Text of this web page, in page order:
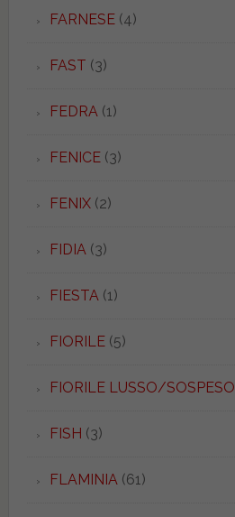
FARNESE(4)
FAST (3)
FEDRA(1)
FENICE(3)
FENIX(2)
FIDIA(3)
FIESTA(1)
FIORILE(5)
FIORILE LUSSO/SOSPESO
FISH (3)
FLAMINIA(61)